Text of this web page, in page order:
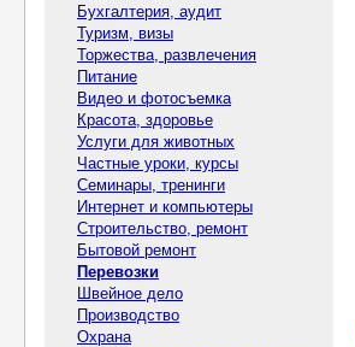
Бухгалтерия, аудит
Туризм, визы
Торжества, развлечения
Питание
Видео и фотосъемка
Красота, здоровье
Услуги для животных
Частные уроки, курсы
Семинары, тренинги
Интернет и компьютеры
Строительство, ремонт
Бытовой ремонт
Перевозки
Швейное дело
Производство
Охрана